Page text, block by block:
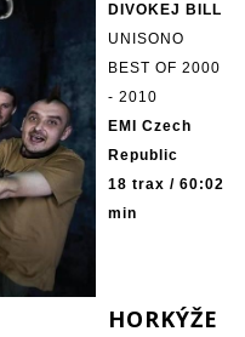
DIVOKEJ BILL
UNISONO
BEST OF 2000
- 2010
EMI Czech
Republic
18 trax / 60:02
min
HORKÝŽE